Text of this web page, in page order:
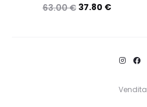
63.00€ 37.80 €
Vendita